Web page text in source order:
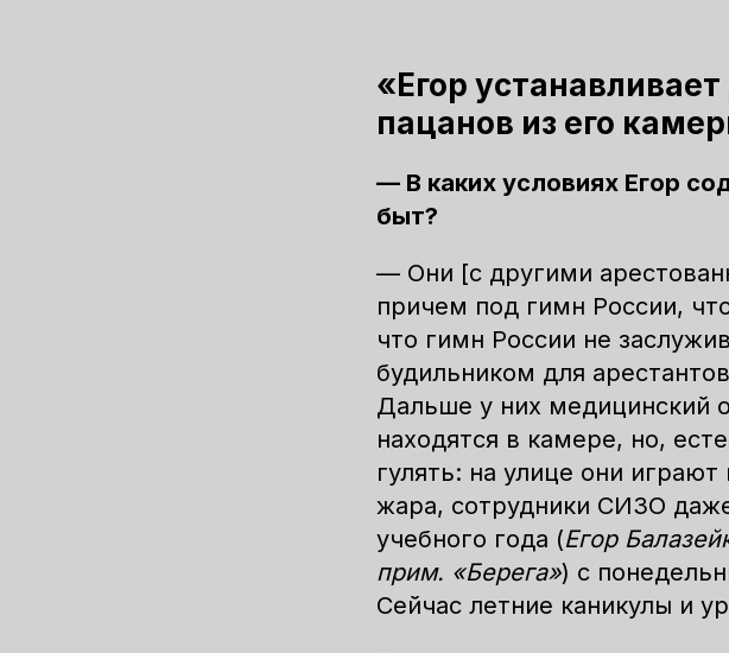
«Егор
пацанов из его
— В каких условиях Егор
быт?
— Они [с другими
причем под гимн России,
что гимн России не
будильником для
Дальше у них медицинский
находятся в камере, но,
гулять: на улице они
жара, сотрудники СИЗО
учебного года (Егор
прим. «Берега») с
Сейчас летние каникулы и